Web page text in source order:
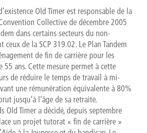
Old Timer est responsable de la
Collective de décembre 2005
dans certains secteurs du non-
ceux de la SCP 319.02. Le Plan Tandem
de fin de carrière pour les
ans. Cette mesure permet à cette
de réduire le temps de travail à mi-
une rémunération équivalente à 80%
jusqu’à l’âge de sa retraite.
Old Timer a décidé, depuis septembre
un projet tutorat « fin de carrière »